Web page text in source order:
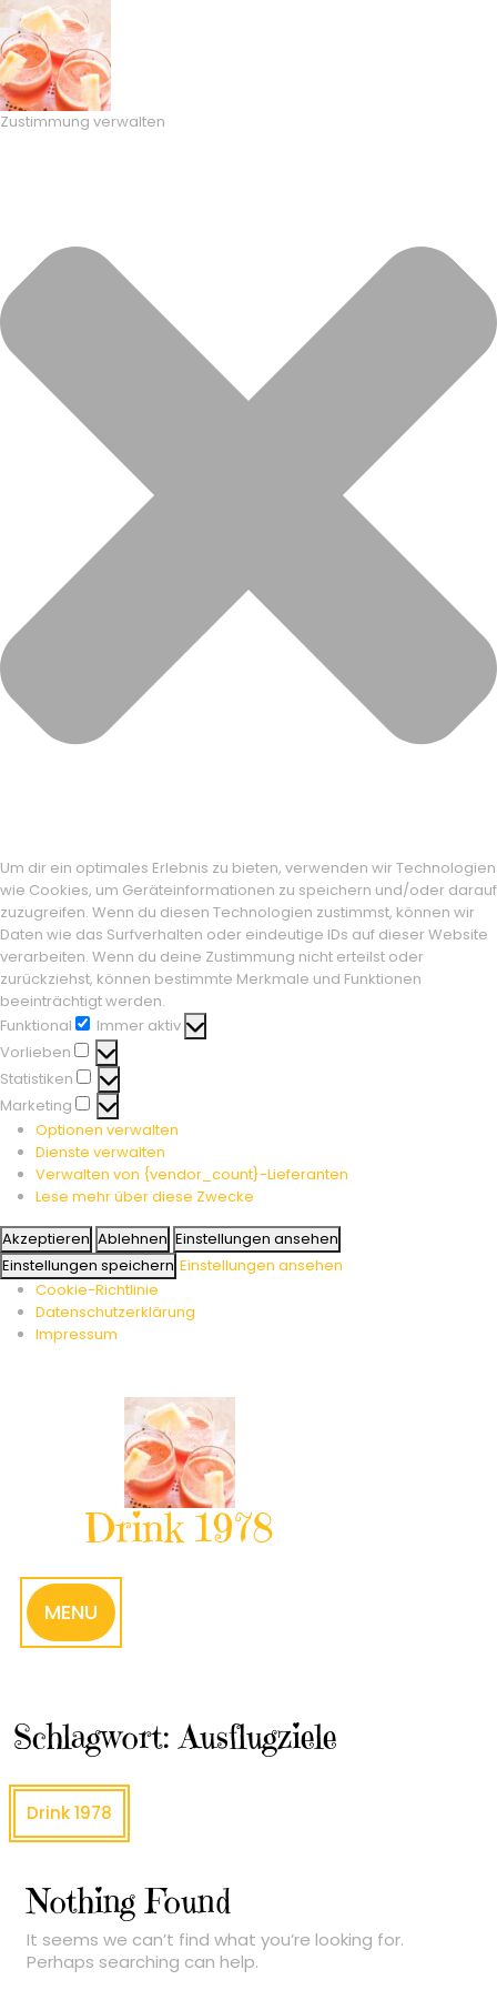
Zustimmung verwalten
Um dir ein optimales Erlebnis zu bieten, verwenden wir Technologien
wie Cookies, um Geräteinformationen zu speichern und/oder darauf
zuzugreifen. Wenn du diesen Technologien zustimmst, können wir
Daten wie das Surfverhalten oder eindeutige IDs auf dieser Website
verarbeiten. Wenn du deine Zustimmung nicht erteilst oder
zurückziehst, können bestimmte Merkmale und Funktionen
beeinträchtigt werden.
Funktional
Funktional
Immer aktiv
Vorlieben
Vorlieben
Statistiken
Statistiken
Marketing
Marketing
Optionen verwalten
Dienste verwalten
Verwalten von {vendor_count}-Lieferanten
Lese mehr über diese Zwecke
Akzeptieren Ablehnen Einstellungen ansehen
Einstellungen speichern Einstellungen ansehen
Cookie-Richtlinie
Datenschutzerklärung
Impressum
Drink 1978
MENU
Schlagwort:Ausflugziele
Drink 1978
Nothing Found
It seems we can’t find what you’re looking for.
Perhaps searching can help.